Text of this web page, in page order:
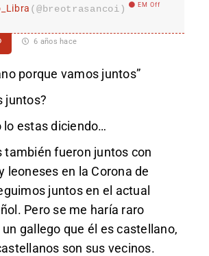
(@breotrasancoi) EM Off
6 años hace
porque vamos juntos”
juntos?
lo estas diciendo…
también fueron juntos con
leoneses en la Corona de
juntos en el actual
Pero se me haría raro
gallego que él es castellano,
son sus vecinos.